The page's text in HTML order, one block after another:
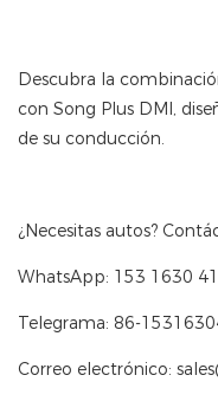
Descubra la
con Song Plus DMI,
de su conducción.
¿Necesitas autos?
WhatsApp: 153 1630
Telegrama: 86-
Correo electrónico: